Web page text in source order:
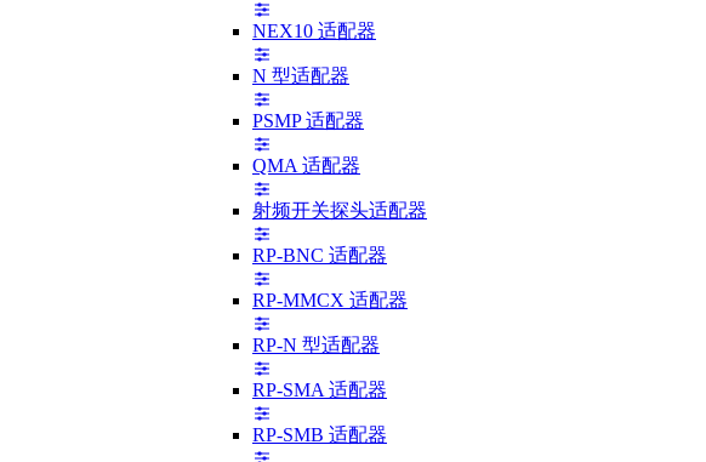
NEX10 适配器
N 型适配器
PSMP 适配器
QMA 适配器
射频开关探头适配器
RP-BNC 适配器
RP-MMCX 适配器
RP-N 型适配器
RP-SMA 适配器
RP-SMB 适配器